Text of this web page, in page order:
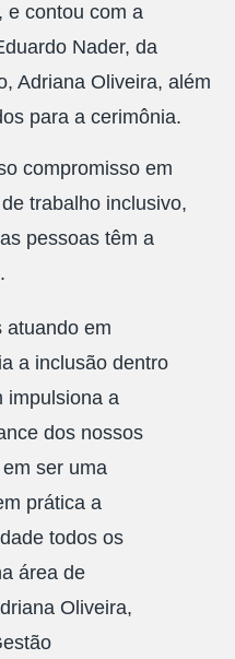
e contou com a
Nader, da
Adriana Oliveira, além
para a cerimônia.
compromisso em
trabalho inclusivo,
pessoas têm a
atuando em
a inclusão dentro
impulsiona a
dos nossos
ser uma
prática a
todos os
área de
Oliveira,